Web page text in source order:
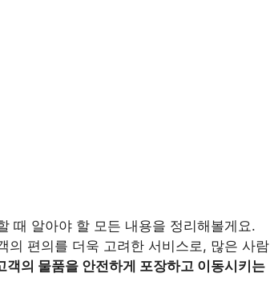
때 알아야 할 모든 내용을 정리해볼게요.
의 편의를 더욱 고려한 서비스로, 많은 사람
객의 물품을 안전하게 포장하고 이동시키는